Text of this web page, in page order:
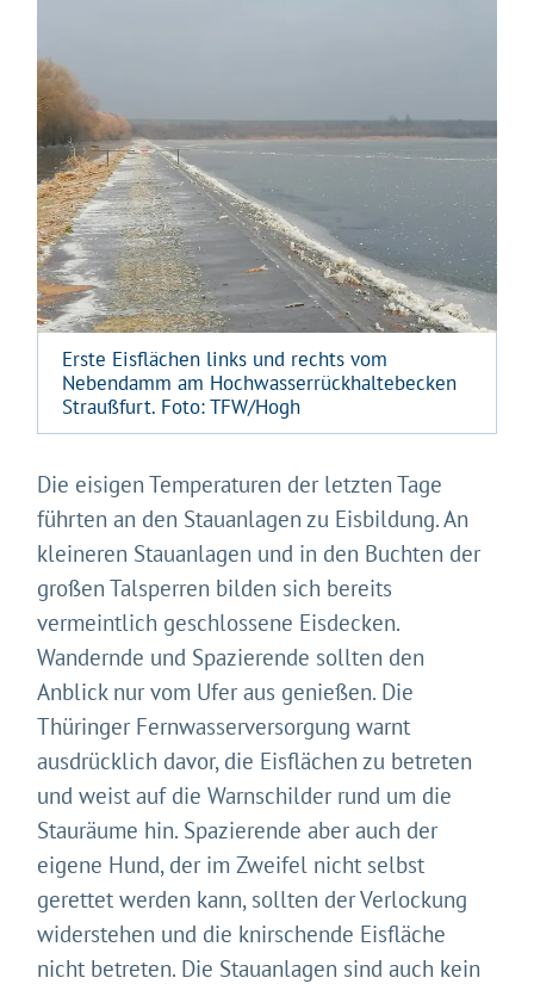
Erste Eisflächen links und rechts vom
Nebendamm am Hochwasserrückhaltebecken
Straußfurt. Foto: TFW/Hogh
Die eisigen Temperaturen der letzten Tage
führten an den Stauanlagen zu Eisbildung. An
kleineren Stauanlagen und in den Buchten der
großen Talsperren bilden sich bereits
vermeintlich geschlossene Eisdecken.
Wandernde und Spazierende sollten den
Anblick nur vom Ufer aus genießen. Die
Thüringer Fernwasserversorgung warnt
ausdrücklich davor, die Eisflächen zu betreten
und weist auf die Warnschilder rund um die
Stauräume hin. Spazierende aber auch der
eigene Hund, der im Zweifel nicht selbst
gerettet werden kann, sollten der Verlockung
widerstehen und die knirschende Eisfläche
nicht betreten. Die Stauanlagen sind auch kein
Gleich geht's los!
Mit Ihrer Zustimmung möchten wir moderne Web-
Technologien auf unserer Website nutzen. Einige sind
essenziell, Youtube und Matomo helfen uns diese
Website und Ihr Erlebnis zu verbessern.
Impressum&Datenschutz